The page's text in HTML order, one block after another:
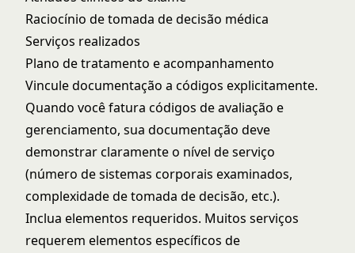
Raciocínio de tomada de decisão médica
Serviços realizados
Plano de tratamento e acompanhamento
Vincule documentação a códigos explicitamente.
Quando você fatura códigos de avaliação e
gerenciamento, sua documentação deve
demonstrar claramente o nível de serviço
(número de sistemas corporais examinados,
complexidade de tomada de decisão, etc.).
Inclua elementos requeridos. Muitos serviços
requerem elementos específicos de